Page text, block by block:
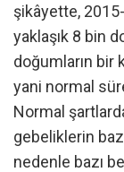
şikâyette, 2015-
yaklaşık 8 bin
doğumların bir
yani normal
Normal
gebeliklerin
nedenle bazı